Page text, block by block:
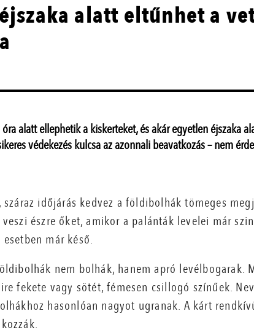
alatt eltűnhet a
alatt ellephetik a kiskerteket, és akár egyetlen éjszaka
védekezés kulcsa az azonnali beavatkozás – nem
időjárás kedvez a földibolhák tömeges
észre őket, amikor a palánták levelei már
már késő.
nem bolhák, hanem apró levélbogarak.
fekete vagy sötét, fémesen csillogó színűek.
hasonlóan nagyot ugranak. A kárt